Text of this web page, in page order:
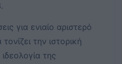
για ενιαίο αριστερό
την ιστορική
της